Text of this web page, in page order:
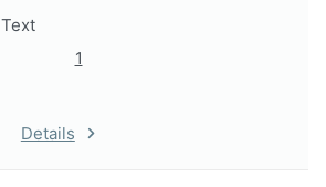
1
Details